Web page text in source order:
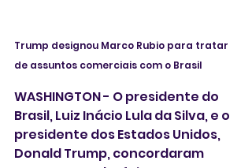
Trump designou Marco Rubio para tratar
de assuntos comerciais com o Brasil
WASHINGTON - O presidente do
Brasil, Luiz Inácio Lula da Silva, e o
presidente dos Estados Unidos,
Donald Trump, concordaram